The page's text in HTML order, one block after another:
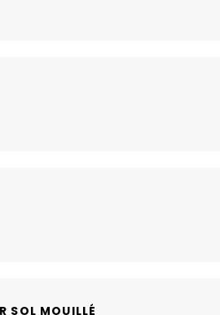
SOL MOUILLÉ